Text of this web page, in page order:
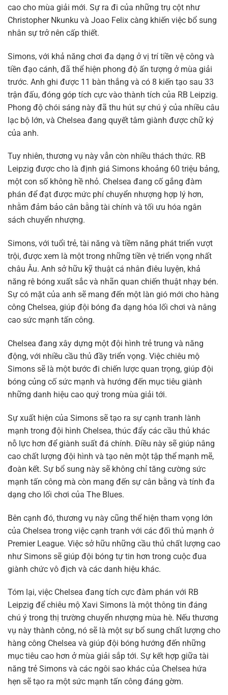
cao cho mùa giải mới. Sự ra đi của những trụ cột như
Christopher Nkunku và Joao Felix càng khiến việc bổ sung
nhân sự trở nên cấp thiết.
Simons, với khả năng chơi đa dạng ở vị trí tiền vệ công và
tiền đạo cánh, đã thể hiện phong độ ấn tượng ở mùa giải
trước. Anh ghi được 11 bàn thắng và có 8 kiến tạo sau 33
trận đấu, đóng góp tích cực vào thành tích của RB Leipzig.
Phong độ chói sáng này đã thu hút sự chú ý của nhiều câu
lạc bộ lớn, và Chelsea đang quyết tâm giành được chữ ký
của anh.
Tuy nhiên, thương vụ này vẫn còn nhiều thách thức. RB
Leipzig được cho là định giá Simons khoảng 60 triệu bảng,
một con số không hề nhỏ. Chelsea đang cố gắng đàm
phán để đạt được mức phí chuyển nhượng hợp lý hơn,
nhằm đảm bảo cân bằng tài chính và tối ưu hóa ngân
sách chuyển nhượng.
Simons, với tuổi trẻ, tài năng và tiềm năng phát triển vượt
trội, được xem là một trong những tiền vệ triển vọng nhất
châu Âu. Anh sở hữu kỹ thuật cá nhân điêu luyện, khả
năng rê bóng xuất sắc và nhãn quan chiến thuật nhạy bén.
Sự có mặt của anh sẽ mang đến một làn gió mới cho hàng
công Chelsea, giúp đội bóng đa dạng hóa lối chơi và nâng
cao sức mạnh tấn công.
Chelsea đang xây dựng một đội hình trẻ trung và năng
động, với nhiều cầu thủ đầy triển vọng. Việc chiêu mộ
Simons sẽ là một bước đi chiến lược quan trọng, giúp đội
bóng củng cố sức mạnh và hướng đến mục tiêu giành
những danh hiệu cao quý trong mùa giải tới.
Sự xuất hiện của Simons sẽ tạo ra sự cạnh tranh lành
mạnh trong đội hình Chelsea, thúc đẩy các cầu thủ khác
nỗ lực hơn để giành suất đá chính. Điều này sẽ giúp nâng
cao chất lượng đội hình và tạo nên một tập thể mạnh mẽ,
đoàn kết. Sự bổ sung này sẽ không chỉ tăng cường sức
mạnh tấn công mà còn mang đến sự cân bằng và tính đa
dạng cho lối chơi của The Blues.
Bên cạnh đó, thương vụ này cũng thể hiện tham vọng lớn
của Chelsea trong việc cạnh tranh với các đối thủ mạnh ở
Premier League. Việc sở hữu những cầu thủ chất lượng cao
như Simons sẽ giúp đội bóng tự tin hơn trong cuộc đua
giành chức vô địch và các danh hiệu khác.
Tóm lại, việc Chelsea đang tích cực đàm phán với RB
Leipzig để chiêu mộ Xavi Simons là một thông tin đáng
chú ý trong thị trường chuyển nhượng mùa hè. Nếu thương
vụ này thành công, nó sẽ là một sự bổ sung chất lượng cho
hàng công Chelsea và giúp đội bóng hướng đến những
mục tiêu cao hơn ở mùa giải sắp tới. Sự kết hợp giữa tài
năng trẻ Simons và các ngôi sao khác của Chelsea hứa
hẹn sẽ tạo ra một sức mạnh tấn công đáng gờm.